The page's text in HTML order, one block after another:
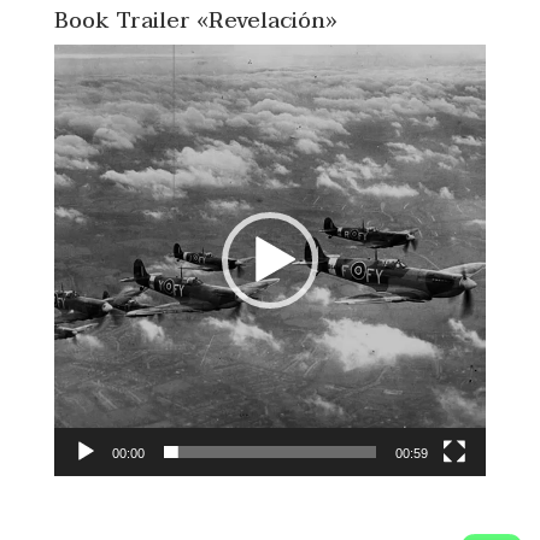
Book Trailer «Revelación»
Reproductor
de
vídeo
00:00 00:59